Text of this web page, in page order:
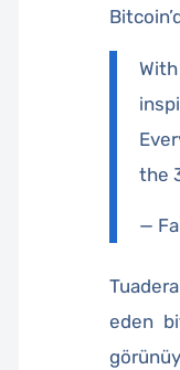
the
—
eden